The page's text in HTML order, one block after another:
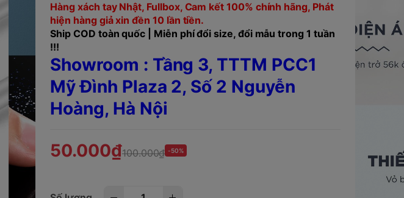
Hàng xách tay Nhật, Fullbox, Cam kết 100% chính hãng, Phát
hiện hàng giả xin đền 10 lần tiền.
Ship COD toàn quốc | Miễn phí đổi size, đổi mẫu trong 1 tuần
!!!
Showroom : Tầng 3, TTTM PCC1
Mỹ Đình Plaza 2, Số 2 Nguyễn
Hoàng, Hà Nội
50.000₫100.000₫ -50%